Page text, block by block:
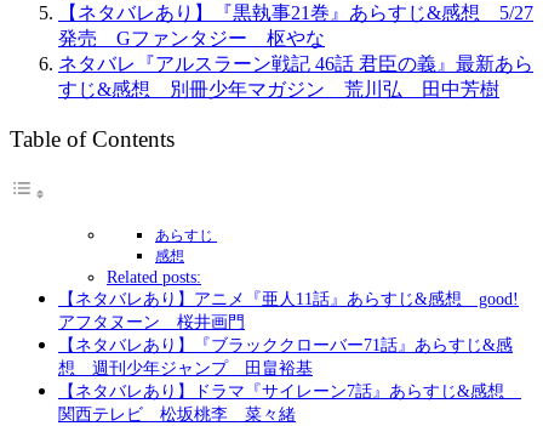
【ネタバレあり】『黒執事21巻』あらすじ&感想 5/27
発売 Gファンタジー 枢やな
ネタバレ『アルスラーン戦記 46話 君臣の義』最新あら
すじ&感想 別冊少年マガジン 荒川弘 田中芳樹
Table of Contents
あらすじ
感想
Related posts:
【ネタバレあり】アニメ『亜人11話』あらすじ&感想 good!
アフタヌーン 桜井画門
【ネタバレあり】『ブラッククローバー71話』あらすじ&感
想 週刊少年ジャンプ 田畠裕基
【ネタバレあり】ドラマ『サイレーン7話』あらすじ&感想
関西テレビ 松坂桃李 菜々緒